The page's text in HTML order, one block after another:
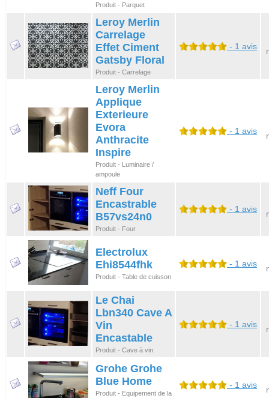
Produit - Parquet
Leroy Merlin
Carrelage
Effet Ciment
Gatsby Floral
Produit - Carrelage
- 1 avis
Leroy Merlin
Applique
Exterieure
Evora
Anthracite
Inspire
Produit - Luminaire /
ampoule
- 1 avis
Neff Four
Encastrable
B57vs24n0
Produit - Four
- 1 avis
Electrolux
Ehi8544fhk
Produit - Table de cuisson
- 1 avis
Le Chai
Lbn340 Cave A
Vin
Encastable
Produit - Cave à vin
- 1 avis
Grohe Grohe
Blue Home
Produit - Equipement de la
- 1 avis